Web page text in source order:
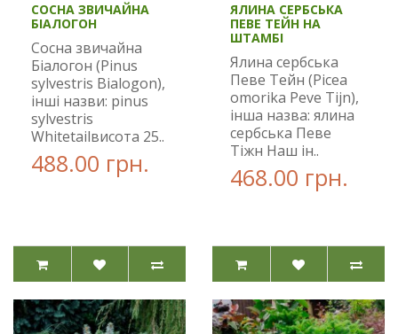
СОСНА ЗВИЧАЙНА
БІАЛОГОН
Сосна звичайна
Біалогон (Pinus
sylvestris Bialogon),
інші назви: pinus
sylvestris
Whitetailвисота 25..
488.00 грн.
ЯЛИНА СЕРБСЬКА
ПЕВЕ ТЕЙН НА
ШТАМБІ
Ялина сербська
Певе Тейн (Picea
omorika Peve Tijn),
інша назва: ялина
сербська Певе
Тіжн Наш ін..
468.00 грн.